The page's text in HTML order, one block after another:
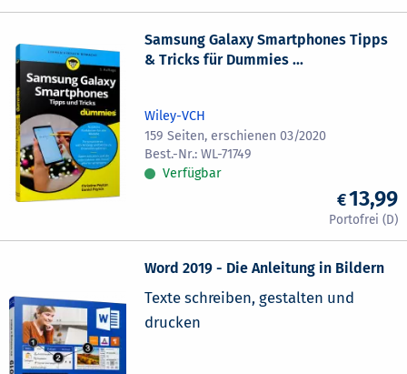
Samsung Galaxy Smartphones Tipps
& Tricks für Dummies ...
Wiley-VCH
159 Seiten, erschienen 03/2020
WL-71749
Verfügbar
13,99
Word 2019 - Die Anleitung in Bildern
Texte schreiben, gestalten und
drucken